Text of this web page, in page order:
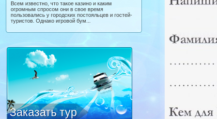
Всем известно, что такое казино и каким
огромным спросом они в свое время
пользовались у городских постояльцев и гостей-
туристов. Однако игровой бум...
Заказать тур